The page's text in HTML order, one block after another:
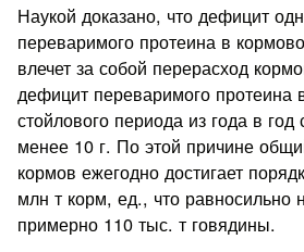
Наукой доказано, что дефицит
переваримого протеина в
влечет за собой перерас­ход
дефицит переваримого протеина
стойлового периода из года в год
менее 10 г. По этой причине
кормов еже­годно достигает
млн т корм, ед., что рав­носильно
примерно 110 тыс. т говядины.